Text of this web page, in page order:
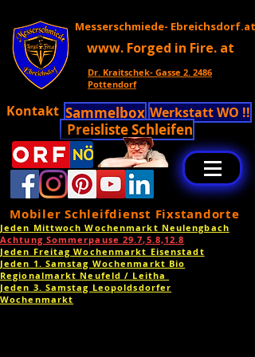
Messerschmiede- Ebreichsdorf.at
www. Forged in Fire. at
Dr. Kraitschek- Gasse 2. 2486
Pottendorf
Kontakt Sammelbox Werkstatt WO !!
Preisliste Schleifen
Mobiler Schleifdienst Fixstandorte
Jeden Mittwoch Wochenmarkt Neulengbach
Achtung Sommerpause 29.7,5.8,12.8
Jeden Freitag Wochenmarkt Eisenstadt
Jeden 1. Samstag Wochenmarkt Bio
Regionalmarkt Neufeld / Leitha
Jeden 3. Samstag Leopoldsdorfer
Wochenmarkt